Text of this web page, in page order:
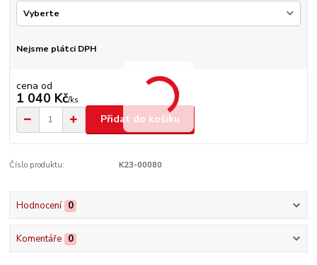
Nejsme plátci DPH
cena od
1 040 Kč/ks
Přidat do košíku
Číslo produktu: K23-00080
Hodnocení 0
Komentáře 0